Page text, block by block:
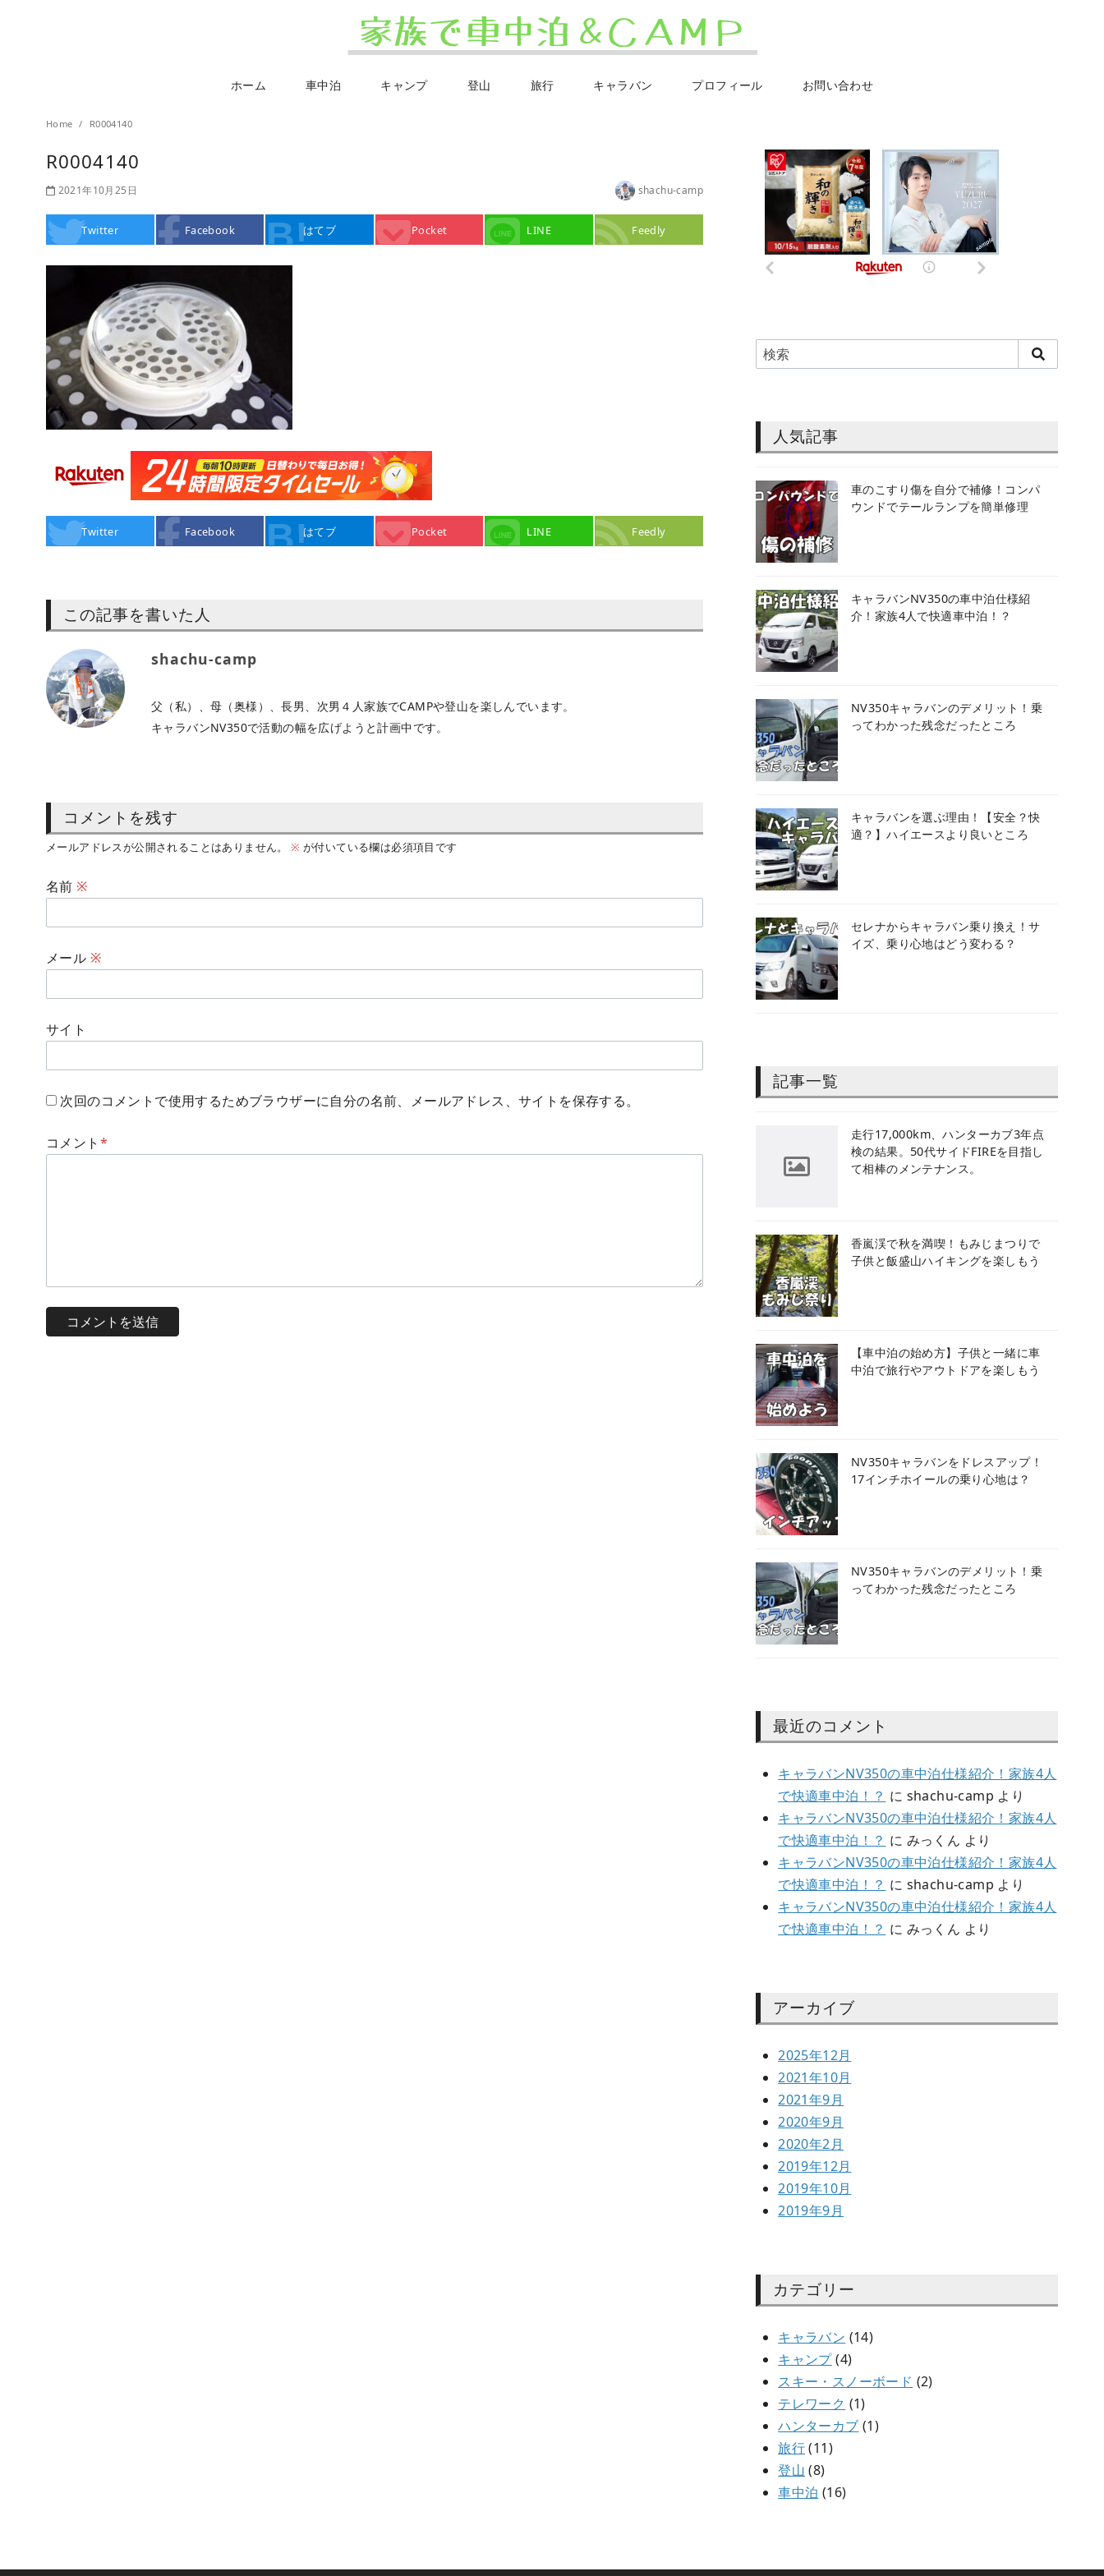
ホーム 車中泊 キャンプ 登山 旅行 キャラバン プロフィール お問い合わせ
Home R0004140
R0004140
2021年10月25日 shachu-camp
Twitter Facebook はてブ Pocket LINE Feedly
Twitter Facebook はてブ Pocket LINE Feedly
この記事を書いた人
shachu-camp
父（私）、母（奥様）、長男、次男４人家族でCAMPや登山を楽しんでいます。
キャラバンNV350で活動の幅を広げようと計画中です。
コメントを残す
メールアドレスが公開されることはありません。 ※ が付いている欄は必須項目です
名前 ※
メール ※
サイト
次回のコメントで使用するためブラウザーに自分の名前、メールアドレス、サイトを保存する。
コメント *
人気記事
車のこすり傷を自分で補修！コンパ
ウンドでテールランプを簡単修理
キャラバンNV350の車中泊仕様紹
介！家族4人で快適車中泊！？
NV350キャラバンのデメリット！乗
ってわかった残念だったところ
キャラバンを選ぶ理由！【安全？快
適？】ハイエースより良いところ
セレナからキャラバン乗り換え！サ
イズ、乗り心地はどう変わる？
記事一覧
​走行17,000km、ハンターカブ3年点
検の結果。50代サイドFIREを目指し
て相棒のメンテナンス。
香嵐渓で秋を満喫！もみじまつりで
子供と飯盛山ハイキングを楽しもう
【車中泊の始め方】子供と一緒に車
中泊で旅行やアウトドアを楽しもう
NV350キャラバンをドレスアップ！
17インチホイールの乗り心地は？
NV350キャラバンのデメリット！乗
ってわかった残念だったところ
最近のコメント
キャラバンNV350の車中泊仕様紹介！家族4人
で快適車中泊！？ に shachu-camp より
キャラバンNV350の車中泊仕様紹介！家族4人
で快適車中泊！？ に みっくん より
キャラバンNV350の車中泊仕様紹介！家族4人
で快適車中泊！？ に shachu-camp より
キャラバンNV350の車中泊仕様紹介！家族4人
で快適車中泊！？ に みっくん より
アーカイブ
2025年12月
2021年10月
2021年9月
2020年9月
2020年2月
2019年12月
2019年10月
2019年9月
カテゴリー
キャラバン (14)
キャンプ(4)
スキー・スノーボード (2)
テレワーク (1)
ハンターカブ (1)
旅行(11)
登山 (8)
車中泊 (16)